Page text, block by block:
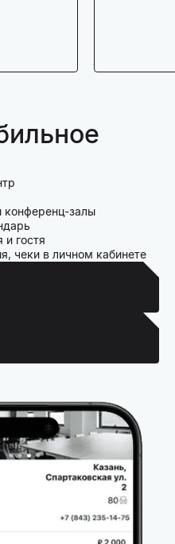
конференц-залы
гостя
чеки в личном кабинете